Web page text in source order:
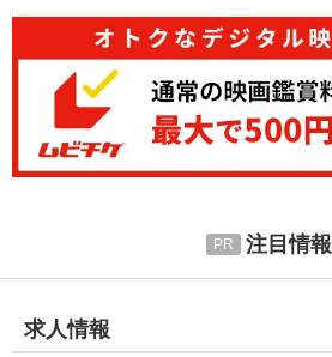
注目情報
求人情報